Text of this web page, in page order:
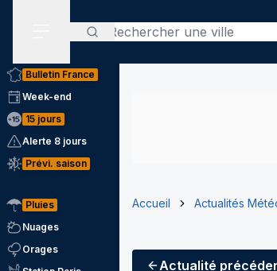
Rechercher
Bulletin France
Week-end
15 jours
Alerte 8 jours
Prévi. saison
Pluies
Nuages
Orages
Accueil Actualités
Actualité